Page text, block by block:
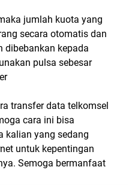
jumlah kuota yang
secara otomatis dan
dibebankan kepada
pulsa sebesar
transfer data telkomsel
cara ini bisa
kalian yang sedang
untuk kepentingan
Semoga bermanfaat